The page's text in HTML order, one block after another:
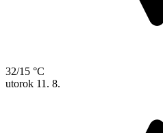
32/15 °C
utorok 11. 8.